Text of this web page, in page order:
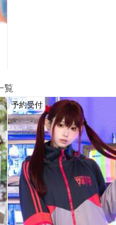
覧
予約受付